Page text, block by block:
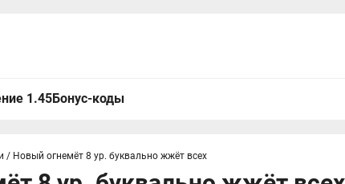
1.45Бонус-коды
/ Новый огнемёт 8 ур. буквально жжёт всех